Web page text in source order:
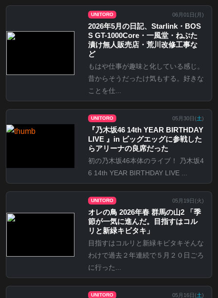
UNITORO 06月01日( 月)
2026年5月の日記、Starlink・BOS
S GT-1000Core・一風堂・ねぶた
漬け無人販売店・荒川改修工事な
ど
もはや仕事が趣味と化している感じ。
昔からそうだったけ気もする。好きな
ことを仕...
UNITORO 05月30日(土)
『乃⽊坂46 14th YEAR BIRTHDAY
LIVE 』in ビッグエッグに参戦した
らアリーナの良席だった
初の乃木坂46本体のライブ！ 乃木坂4
6 14th YEAR BIRTHDAY LIVE ...
UNITORO 05月19日(火)
オレの鳥 2026年春 群馬の山2 「季
節が一気に進んだ。目指すはコル
リと新緑キビタキ」
目指すはコルリと新緑キビタキそんな
わけで過去２年連続で５月２０日ごろ
に行った...
UNITORO 05月16日(土)